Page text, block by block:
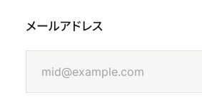
メールアドレス